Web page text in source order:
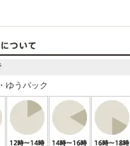
ゆうパック